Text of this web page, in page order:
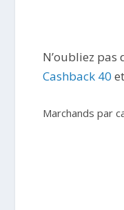
N’oubliez
Cashback 40 et
Marchands par